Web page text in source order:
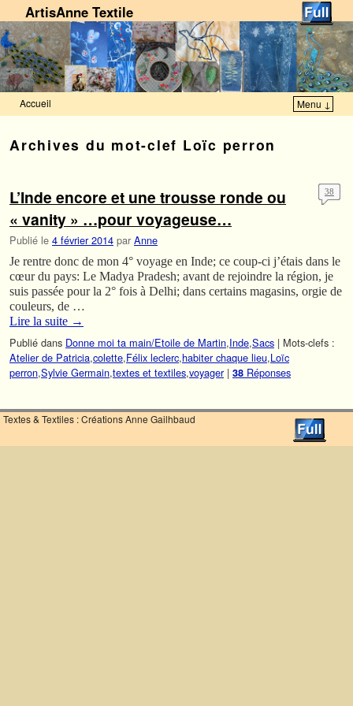
ArtisAnne Textile
Accueil Menu ↓
Archives du mot-clef Loïc perron
L’Inde encore et une trousse ronde ou
« vanity » …pour voyageuse…
Publié le 4 février 2014 par Anne
38
Je rentre donc de mon 4° voyage en Inde; ce coup-ci j’étais dans le
cœur du pays: Le Madya Pradesh; avant de rejoindre la région, je
suis passée pour la 2° fois à Delhi; dans certains magasins, orgie de
couleurs, de …
Lire la suite →
Publié dans Donne moi ta main/Etoile de Martin,Inde,Sacs | Mots-clefs :
Atelier de Patricia,colette,Félix leclerc,habiter chaque lieu,Loïc
perron,Sylvie Germain,textes et textiles,voyager | 38 Réponses
Textes & Textiles : Créations Anne Gailhbaud